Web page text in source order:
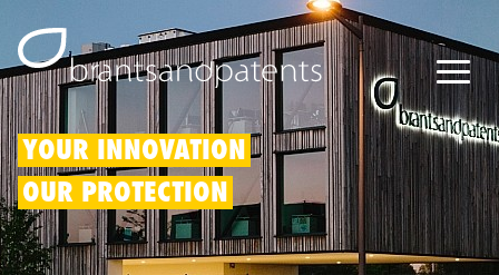
Octrooien
Merken
Modellen
YOUR INNOVATION
OUR PROTECTION